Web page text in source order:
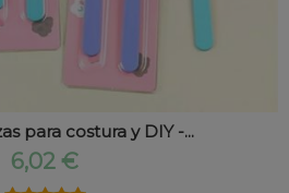
para costura y DIY -...
6,02 €